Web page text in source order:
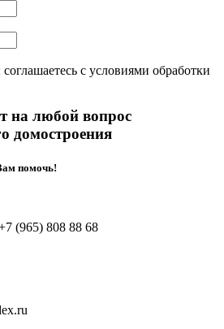
с условиями обработки
на любой вопрос
домостроения
помочь!
(965) 808 88 68